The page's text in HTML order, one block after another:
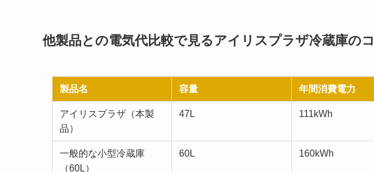
他製品との電気代比較で見るアイリスプラザ冷蔵庫の
製品名 容量 年間消費電力
アイリスプラザ（本製
品）
47L 111kWh
一般的な小型冷蔵庫
（60L）
60L 160kWh